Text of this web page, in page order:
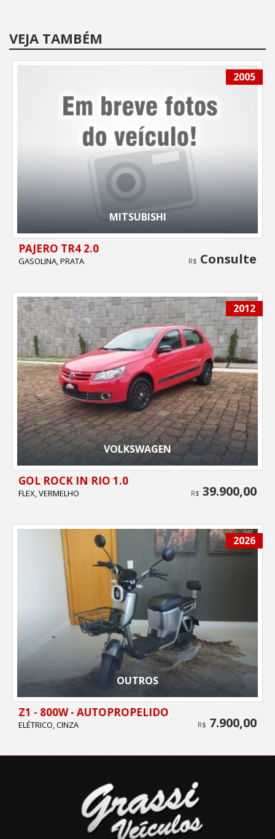
VEJA TAMBÉM
MITSUBISHI
2005
PAJERO TR4 2.0
GASOLINA, PRATA R$ Consulte
VOLKSWAGEN
2012
GOL ROCK IN RIO 1.0
FLEX, VERMELHO R$ 39.900,00
OUTROS
2026
Z1 - 800W - AUTOPROPELIDO
ELÉTRICO, CINZA R$ 7.900,00